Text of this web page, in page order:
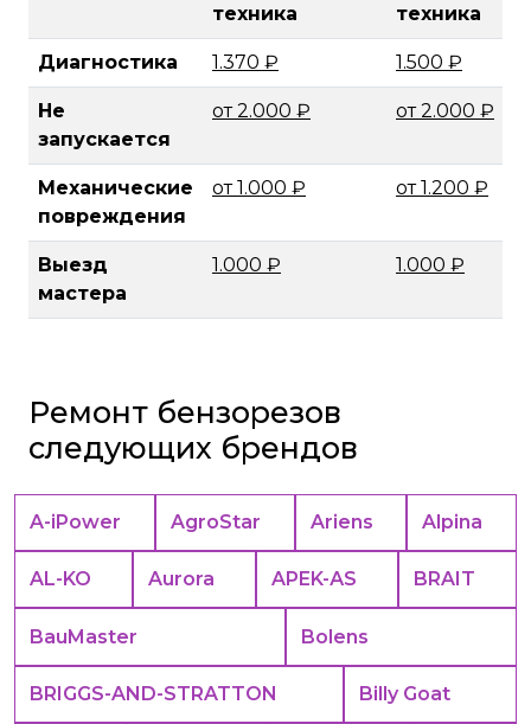
техника
техника
Диагностика 1.370 ₽ 1.500 ₽
Не
запускается
от 2.000 ₽ от 2.000 ₽
Механические
повреждения
от 1.000 ₽ от 1.200 ₽
Выезд
мастера
1.000 ₽ 1.000 ₽
Ремонт бензорезов
следующих брендов
A-iPower AgroStar Ariens Alpina
AL-KO Aurora APEK-АS BRAIT
BauMaster Bolens
BRIGGS-AND-STRATTON Billy Goat